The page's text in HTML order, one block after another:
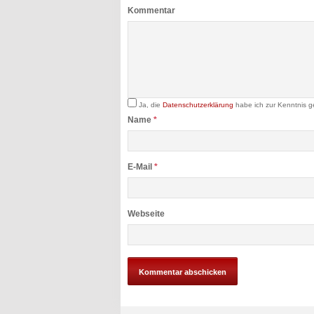
Kommentar
Ja, die Datenschutzerklärung habe ich zur Kenntnis
Name *
E-Mail *
Webseite